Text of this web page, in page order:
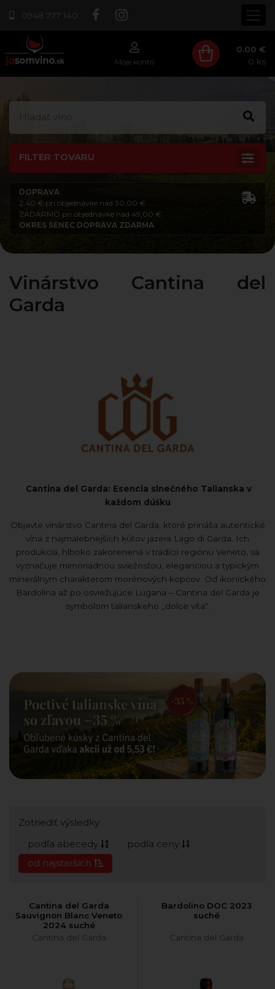
0948 777 140
Moje konto
0.00 €
0 ks
FILTER TOVARU
DOPRAVA
2,40 € pri objednávke nad 30,00 €
ZADARMO pri objednávke nad 49,00 €
OKRES SENEC DOPRAVA ZDARMA
Vinárstvo Cantina del
Garda
Cantina del Garda: Esencia slnečného Talianska v
každom dúšku
Objavte vinárstvo Cantina del Garda, ktoré prináša autentické
vína z najmalebnejších kútov jazera Lago di Garda. Ich
produkcia, hlboko zakorenená v tradícii regiónu Veneto, sa
vyznačuje mimoriadnou sviežosťou, eleganciou a typickým
minerálnym charakterom morénových kopcov. Od ikonického
Bardolina až po osviežujúce Lugana – Cantina del Garda je
symbolom talianskeho „dolce vita“.
Zotriediť výsledky:
podľa abecedy
podľa ceny
od najstarších
Cantina del Garda
Sauvignon Blanc Veneto
2024 suché
Cantina del Garda
Bardolino DOC 2023
suché
Cantina del Garda